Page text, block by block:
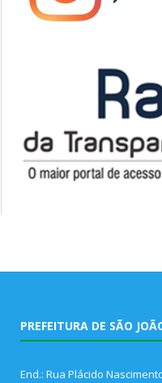
PREFEITURA DE SÃO
End.: Rua Plácido